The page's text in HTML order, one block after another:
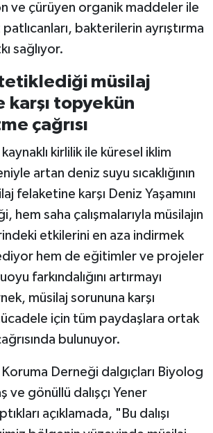
ve çürüyen organik maddeler ile
bakterilerin ayrıştırma
sağlıyor.
tetiklediği müsilaj
karşı topyekün
çağrısı
kirlilik ile küresel iklim
artan deniz suyu sıcaklığının
felaketine karşı Deniz Yaşamını
hem saha çalışmalarıyla müsilajın
etkilerini en aza indirmek
hem de eğitimler ve projeler
farkındalığını artırmayı
müsilaj sorununa karşı
için tüm paydaşlara ortak
bulunuyor.
Koruma Derneği dalgıçları Biyolog
ve gönüllü dalışçı Yener
açıklamada, "Bu dalışı